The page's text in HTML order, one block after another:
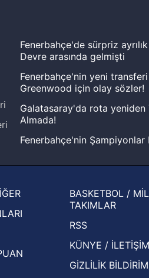
Fenerbahçe'de sürpriz
Devre arasında gelmişti
Fenerbahçe'nin yeni
Greenwood için olay sözler!
Galatasaray'da rota yeniden
Almada!
Fenerbahçe'nin Şampiyonlar
Zabrze'yi elerlerse...
basından gündem olan
Beşiktaş'ın UEFA Avrupa
Eleme Turu muhtemel
BASKETBOL /
TAKIMLAR
RSS
KÜNYE / İLETİŞİM
GİZLİLİK